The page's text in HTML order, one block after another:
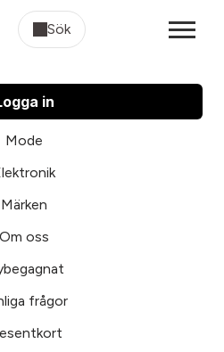
Sök
in
Mode
Märken
Om oss
frågor